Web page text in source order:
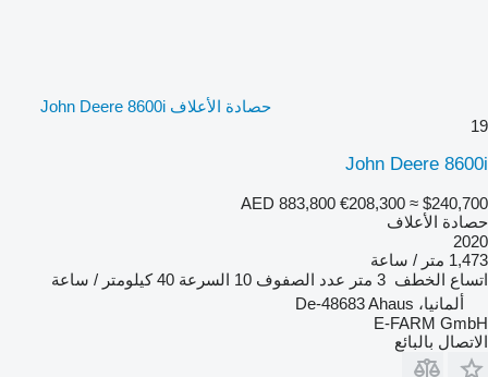
حصادة الأعلاف John Deere 8600i
19
John Deere 8600i
AED 883,800 €208,300 ≈ $240,700
حصادة الأعلاف
2020
1,473 متر / ساعة
اتساع الخطف 3 متر عدد الصفوف 10 السرعة 40 كيلومتر / ساعة
ألمانيا، De-48683 Ahaus
E-FARM GmbH
الاتصال بالبائع